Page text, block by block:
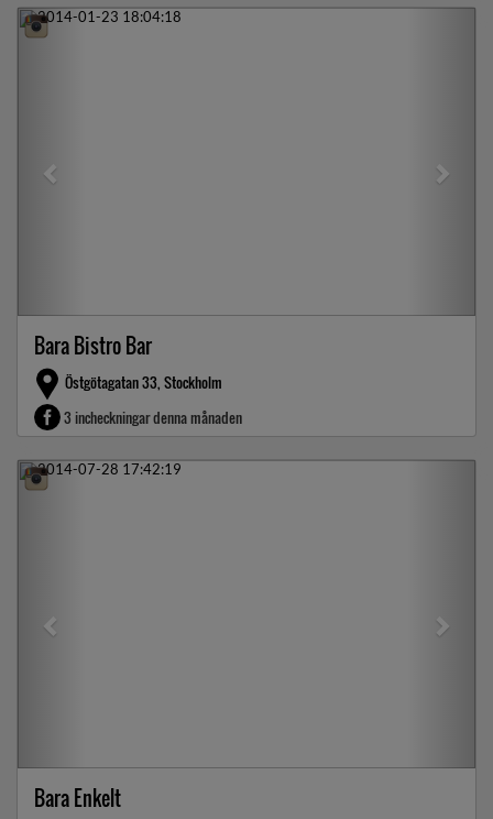
Previous
Bara Bistro Bar
Östgötagatan 33, Stockholm
3 incheckningar denna månaden
Previous
Bara Enkelt